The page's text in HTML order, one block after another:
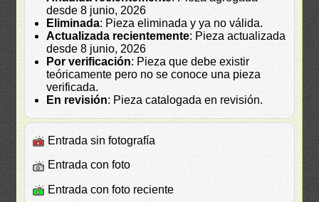
desde 8 junio, 2026
Eliminada: Pieza eliminada y ya no válida.
Actualizada recientemente: Pieza actualizada
desde 8 junio, 2026
Por verificación: Pieza que debe existir
teóricamente pero no se conoce una pieza
verificada.
En revisión: Pieza catalogada en revisión.
Entrada sin fotografía
Entrada con foto
Entrada con foto reciente